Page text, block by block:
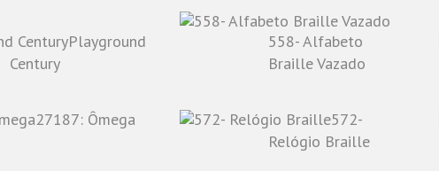
Playground
Century
27187: Ômega
558- Alfabeto
Braille Vazado
572-
Relógio Braille